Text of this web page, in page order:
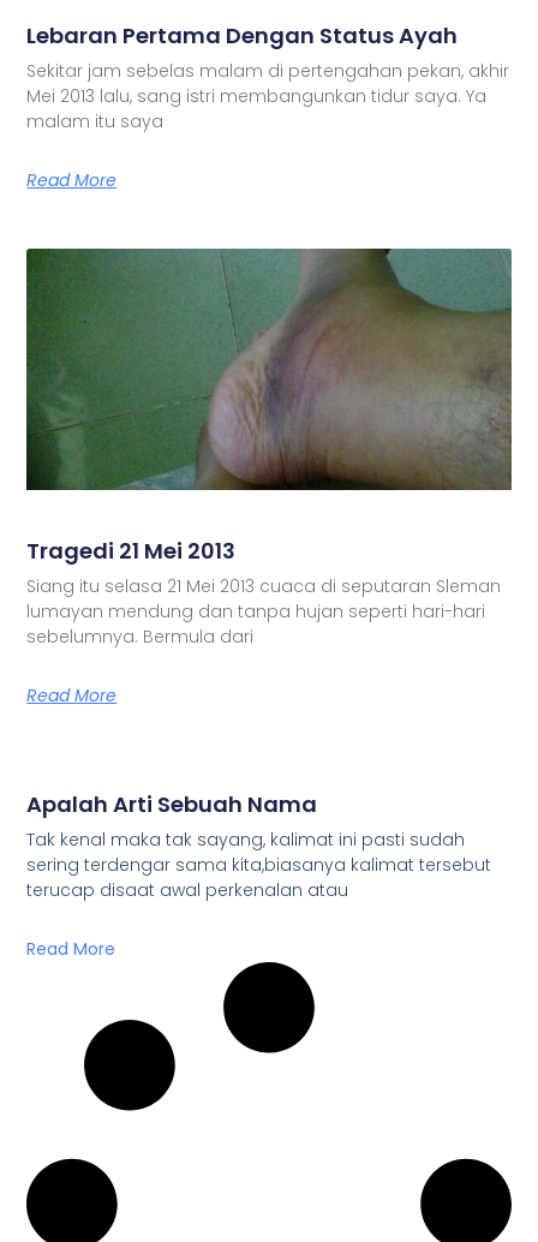
Lebaran Pertama Dengan Status Ayah
Sekitar jam sebelas malam di pertengahan pekan, akhir
Mei 2013 lalu, sang istri membangunkan tidur saya. Ya
malam itu saya
Read More
Tragedi 21 Mei 2013
Siang itu selasa 21 Mei 2013 cuaca di seputaran Sleman
lumayan mendung dan tanpa hujan seperti hari-hari
sebelumnya. Bermula dari
Read More
Apalah Arti Sebuah Nama
Tak kenal maka tak sayang, kalimat ini pasti sudah
sering terdengar sama kita,biasanya kalimat tersebut
terucap disaat awal perkenalan atau
Read More